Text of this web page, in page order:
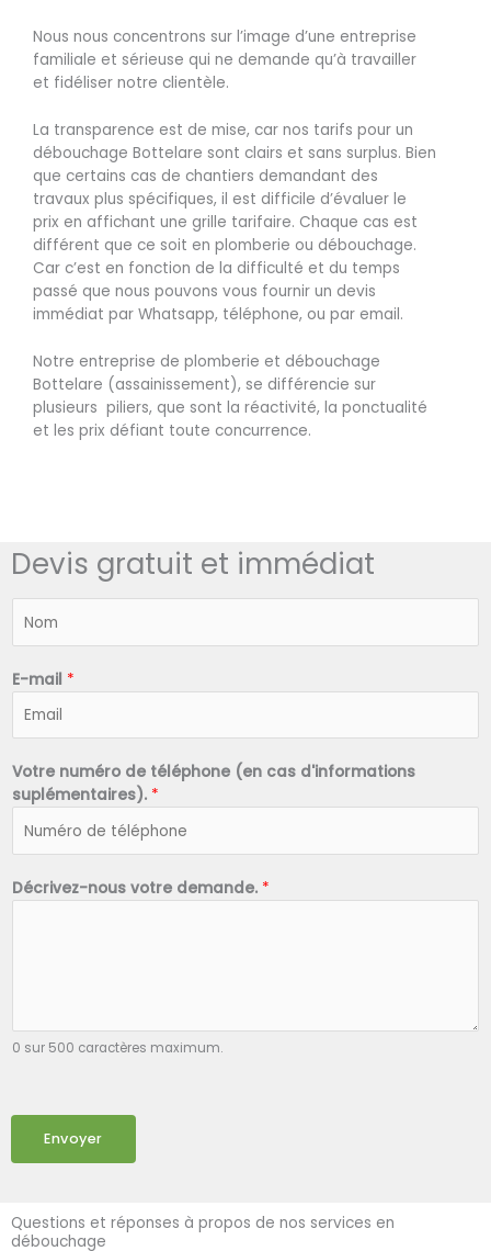
Nous nous concentrons sur l’image d’une entreprise
familiale et sérieuse qui ne demande qu’à travailler
et fidéliser notre clientèle.
La transparence est de mise, car nos tarifs pour un
débouchage Bottelare sont clairs et sans surplus. Bien
que certains cas de chantiers demandant des
travaux plus spécifiques, il est difficile d’évaluer le
prix en affichant une grille tarifaire. Chaque cas est
différent que ce soit en plomberie ou débouchage.
Car c’est en fonction de la difficulté et du temps
passé que nous pouvons vous fournir un devis
immédiat par Whatsapp, téléphone, ou par email.
Notre entreprise de plomberie et débouchage
Bottelare (assainissement), se différencie sur
plusieurs piliers, que sont la réactivité, la ponctualité
et les prix défiant toute concurrence.
Devis gratuit et immédiat
*
E-mail *
Votre numéro de téléphone (en cas d'informations
suplémentaires). *
Décrivez-nous votre demande. *
0 sur 500 caractères maximum.
Envoyer
Questions et réponses à propos de nos services en
débouchage